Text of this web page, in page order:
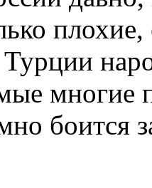
плохие,
многие
боится